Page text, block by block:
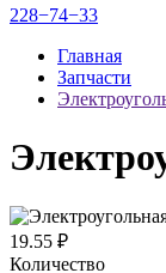
228−74−33
Главная
Запчасти
19.55 ₽
Количество